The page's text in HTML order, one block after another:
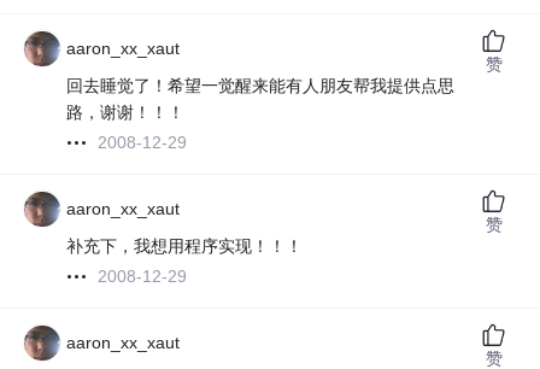
aaron_xx_xaut
回去睡觉了！希望一觉醒来能有人朋友帮我提供点思
路，谢谢！！！
2008-12-29
赞
aaron_xx_xaut
补充下，我想用程序实现！！！
2008-12-29
赞
aaron_xx_xaut
赞